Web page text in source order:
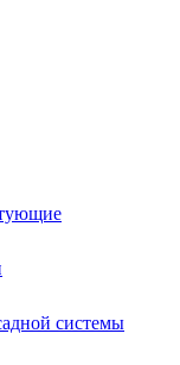
системы